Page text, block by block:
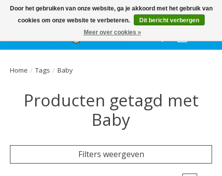
HetGEHELE jaar, grote collectie feestkleding & accessoires |
Ballonnen | Schmink | Bedrukking | Altijd gratis parkeren
Verlanglijst
Home / Tags / Baby
Producten getagd met
Baby
Filters weergeven
Door het gebruiken van onze website, ga je akkoord met het gebruik van
cookies om onze website te verbeteren.
Dit bericht verbergen
Meer over cookies »